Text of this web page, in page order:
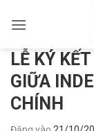
qua
dungLỄ KÝ
GIỮA
CHÍNH